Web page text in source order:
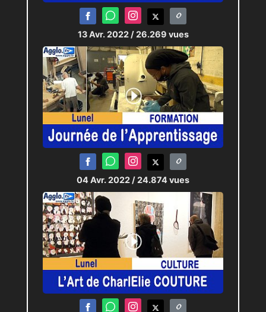
13 Avr. 2022 / 26.269 vues
04 Avr. 2022 / 24.874 vues